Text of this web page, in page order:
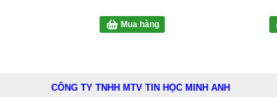
Mua hàng
CÔNG TY TNHH MTV TIN HỌC MINH ANH